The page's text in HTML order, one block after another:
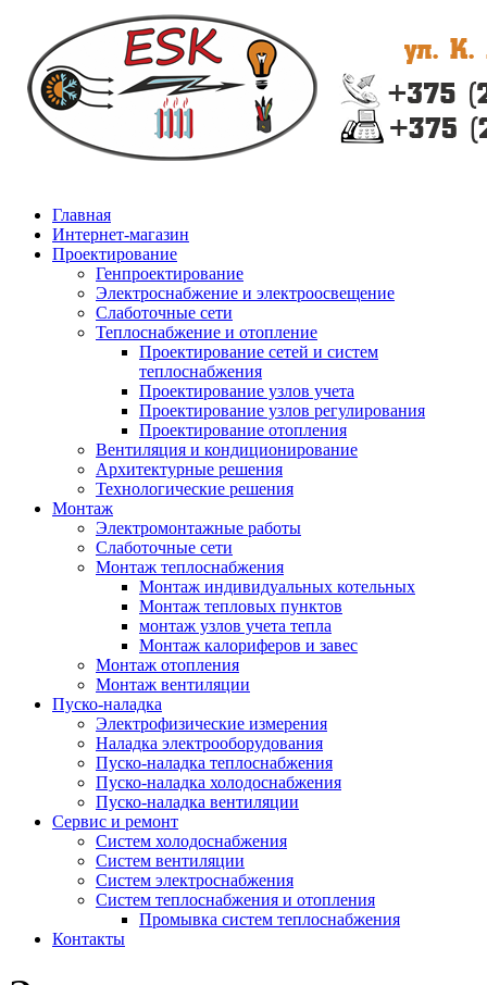
Главная
Интернет-магазин
Проектирование
Генпроектирование
Электроснабжение и электроосвещение
Слаботочные сети
Теплоснабжение и отопление
Проектирование сетей и систем
теплоснабжения
Проектирование узлов учета
Проектирование узлов регулирования
Проектирование отопления
Вентиляция и кондиционирование
Архитектурные решения
Технологические решения
Монтаж
Электромонтажные работы
Слаботочные сети
Монтаж теплоснабжения
Монтаж индивидуальных котельных
Монтаж тепловых пунктов
монтаж узлов учета тепла
Монтаж калориферов и завес
Монтаж отопления
Монтаж вентиляции
Пуско-наладка
Электрофизические измерения
Наладка электрооборудования
Пуско-наладка теплоснабжения
Пуско-наладка холодоснабжения
Пуско-наладка вентиляции
Сервис и ремонт
Систем холодоснабжения
Систем вентиляции
Систем электроснабжения
Систем теплоснабжения и отопления
Промывка систем теплоснабжения
Контакты